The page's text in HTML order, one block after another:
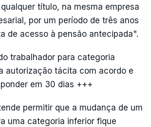
título, na mesma empresa
por um período de três anos
de acesso à pensão antecipada".
trabalhador para categoria
autorização tácita com acordo e
em 30 dias +++
permitir que a mudança de um
uma categoria inferior fique